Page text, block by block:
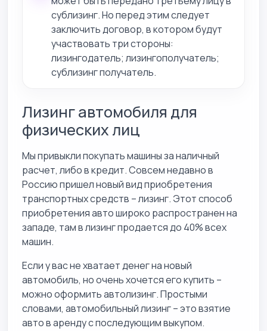
сублизинг. Но перед этим следует
заключить договор, в котором будут
участвовать три стороны:
лизингодатель; лизингополучатель;
сублизинг получатель.
Лизинг автомобиля для
физических лиц
Мы привыкли покупать машины за наличный
расчет, либо в кредит. Совсем недавно в
Россию пришел новый вид приобретения
транспортных средств – лизинг. Этот способ
приобретения авто широко распространен на
западе, там в лизинг продается до 40% всех
машин.
Если у вас не хватает денег на новый
автомобиль, но очень хочется его купить –
можно оформить автолизинг. Простыми
словами, автомобильный лизинг – это взятие
авто в аренду с последующим выкупом.